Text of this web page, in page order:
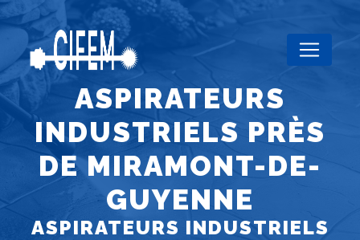
ASPIRATEURS
INDUSTRIELS PRÈS
DE MIRAMONT-DE-
GUYENNE
ASPIRATEURS INDUSTRIELS
Panneau de gestion des cookies